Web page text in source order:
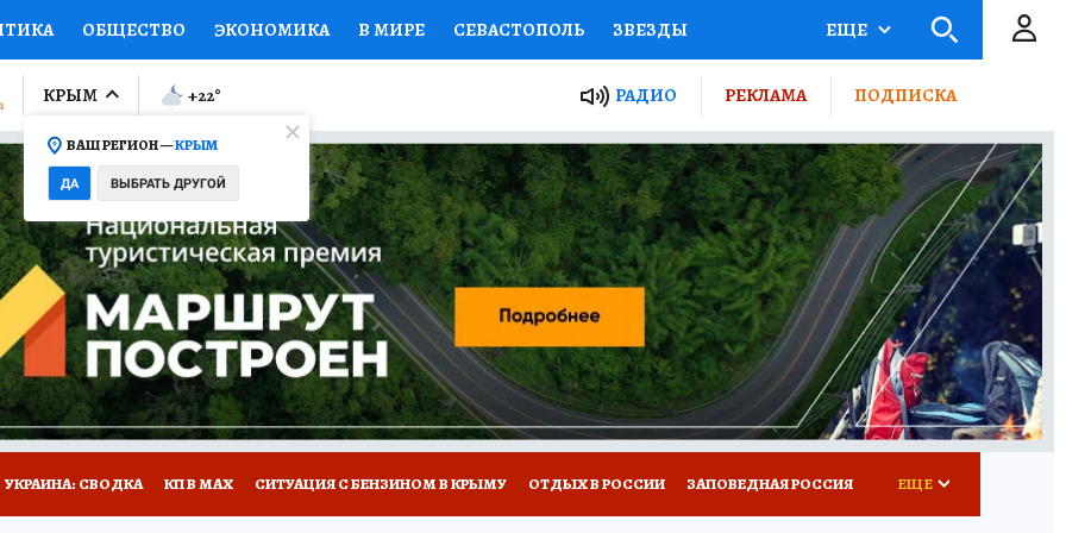
ОБЩЕСТВО ЭКОНОМИКА В МИРЕ СЕВАСТОПОЛЬ ЗВЕЗДЫ
КОЛУМНИСТЫ НАЦИОНАЛЬНЫЕ ПРОЕКТЫ РОССИИ
ОТКРЫВАЕМ МИР СЕМЬЯ ЖЕНСКИЕ СЕКРЕТЫ ПУТЕВОДИТЕЛЬ
ПРОМОКОДЫ СЕРИАЛЫ СПЕЦПРОЕКТЫ ДЕФИЦИТ ЖЕЛЕЗА ТУРИЗМ
КОНКУРСЫ РАБОТА У НАС ГИД ПОТРЕБИТЕЛЯ ВСЕ О КП РАДИО КП
НА САЙТЕ
ЕЩЕ
КРЫМ
ВАШ РЕГИОН —КРЫМ
ДА ВЫБРАТЬ ДРУГОЙ
+22° РАДИО РЕКЛАМА ПОДПИСКА
УКРАИНА: СВОДКА КП В МАХ СИТУАЦИЯ С БЕНЗИНОМ В КРЫМУ ОТДЫХ В РОССИИ ЗАПОВЕДНАЯ РОССИЯ ЕЩЕ